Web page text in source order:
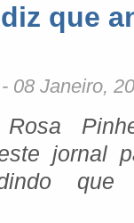
que
08 Janeiro,
jornal
que